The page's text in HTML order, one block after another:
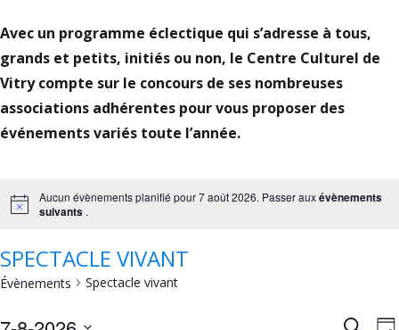
Avec un programme éclectique qui s’adresse à tous,
grands et petits, initiés ou non, le Centre Culturel de
Vitry compte sur le concours de ses nombreuses
associations adhérentes pour vous proposer des
événements variés toute l’année.
Notice
Aucun évènements planifié pour 7 août 2026. Passer auxévènements
suivants .
SPECTACLE VIVANT
Évènements Spectacle vivant